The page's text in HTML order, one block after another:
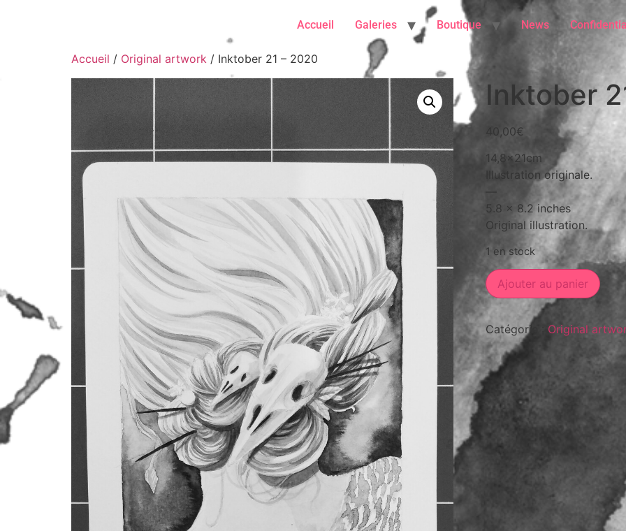
Accueil Galeries Boutique News
Accueil / Original artwork / Inktober 21 – 2020
Inktober
40,00€
14,8x21cm
Illustration originale.
5.8 x 8.2 inches
Original illustration.
1 en stock
Ajouter au panier
Catégorie : Original